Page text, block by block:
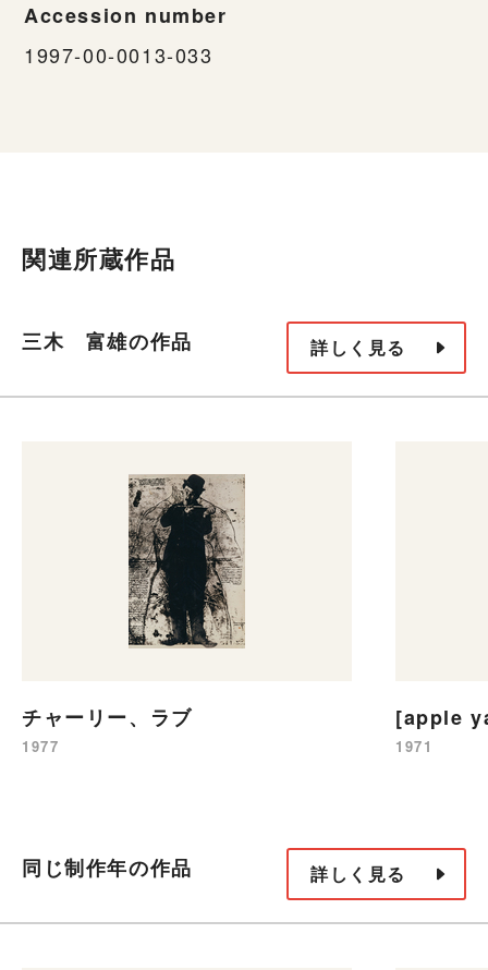
Accession number
1997-00-0013-033
関連所蔵作品
三木 富雄の作品 詳しく見る
チャーリー、ラブ
1977
[apple
1971
同じ制作年の作品 詳しく見る